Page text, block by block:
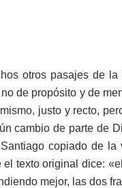
otros pasajes de
de propósito y de
justo y recto,
cambio de parte de
copiado de
texto original dice:
mejor, las dos